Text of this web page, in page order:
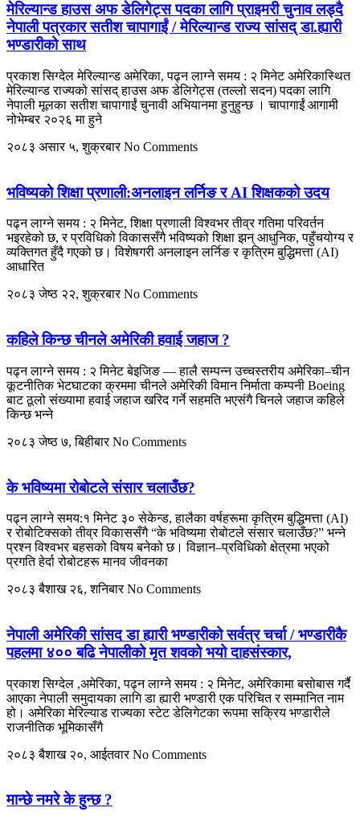
मेरिल्यान्ड हाउस अफ डेलिगेट्स पदका लागि प्राइमरी चुनाव लड्दै
नेपाली पत्रकार सतीश चापागाईं / मेरिल्यान्ड राज्य सांसद् डा.ह्यारी
भण्डारीको साथ
प्रकाश सिग्देल मेरिल्यान्ड अमेरिका, पढ्न लाग्ने समय : २ मिनेट अमेरिकास्थित
मेरिल्यान्ड राज्यको सांसद् हाउस अफ डेलिगेट्स (तल्लो सदन) पदका लागि
नेपाली मूलका सतीश चापागाईं चुनावी अभियानमा हुनुहुन्छ । चापागाईं आगामी
नोभेम्बर २०२६ मा हुने
२०८३ असार ५, शुक्रबारNo Comments
भविष्यको शिक्षा प्रणाली:अनलाइन लर्निङ र AI शिक्षकको उदय
पढ्न लाग्ने समय : २ मिनेट, शिक्षा प्रणाली विश्वभर तीव्र गतिमा परिवर्तन
भइरहेको छ, र प्रविधिको विकाससँगै भविष्यको शिक्षा झन् आधुनिक, पहुँचयोग्य र
व्यक्तिगत हुँदै गएको छ। विशेषगरी अनलाइन लर्निङ र कृत्रिम बुद्धिमत्ता (AI)
आधारित
२०८३ जेष्ठ २२, शुक्रबारNo Comments
कहिले किन्छ चीनले अमेरिकी हवाई जहाज ?
पढ्न लाग्ने समय : २ मिनेट बेइजिङ — हालै सम्पन्न उच्चस्तरीय अमेरिका–चीन
कूटनीतिक भेटघाटका क्रममा चीनले अमेरिकी विमान निर्माता कम्पनी Boeing
बाट ठूलो संख्यामा हवाई जहाज खरिद गर्ने सहमति भएसंगै चिनले जहाज कहिले
किन्छ भन्ने
२०८३ जेष्ठ ७, बिहीबारNo Comments
के भविष्यमा रोबोटले संसार चलाउँछ?
पढ्न लाग्ने समय:१ मिनेट ३० सेकेन्ड, हालैका वर्षहरूमा कृत्रिम बुद्धिमत्ता (AI)
र रोबोटिक्सको तीव्र विकाससँगै “के भविष्यमा रोबोटले संसार चलाउँछ?” भन्ने
प्रश्न विश्वभर बहसको विषय बनेको छ। विज्ञान–प्रविधिको क्षेत्रमा भएको
प्रगति हेर्दा रोबोटहरू मानव जीवनका
२०८३ बैशाख २६, शनिबारNo Comments
नेपाली अमेरिकी सांसद डा ह्यारी भण्डारीको सर्वत्र चर्चा / भण्डारीकै
पहलमा ४०० बढि नेपालीको मृत शवको भयो दाहसंस्कार,
प्रकाश सिग्देल ,अमेरिका, पढ्न लाग्ने समय : २ मिनेट, अमेरिकामा बसोबास गर्दै
आएका नेपाली समुदायका लागि डा ह्यारी भण्डारी एक परिचित र सम्मानित नाम
हो। अमेरिका मेरिल्याड राज्यका स्टेट डेलिगेटका रूपमा सक्रिय भण्डारीले
राजनीतिक भूमिकासँगै
२०८३ बैशाख २०, आईतवारNo Comments
मान्छे नमरे के हुन्छ ?